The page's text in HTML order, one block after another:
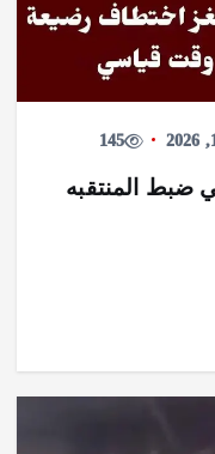
145
المنتقبه